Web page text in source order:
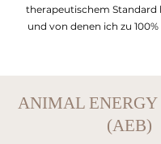
therapeutischem Standard
und von denen ich zu
ANIMAL
(AEB)